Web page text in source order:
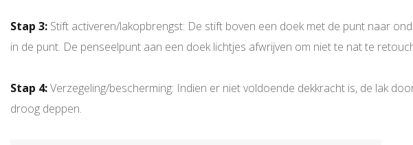
Stap 3: Stift activeren/lakopbrengst: De stift boven een doek met de punt naar
in de punt. De penseelpunt aan een doek lichtjes afwrijven om niet te nat te
Stap 4:Verzegeling/bescherming: Indien er niet voldoende dekkracht is, de lak
droog deppen.